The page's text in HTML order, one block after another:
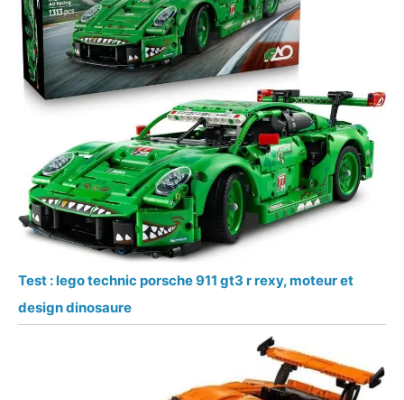
Test : lego technic porsche 911 gt3 r rexy, moteur et
design dinosaure